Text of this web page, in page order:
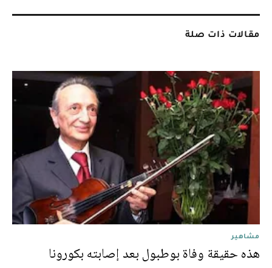
مقالات ذات صلة
مشاهير
هذه حقيقة وفاة بوطبول بعد إصابته بكورونا